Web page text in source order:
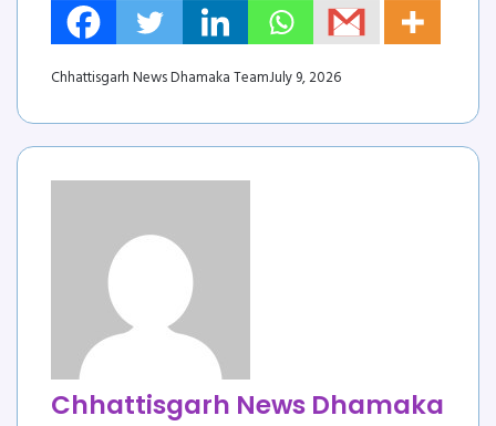
Chhattisgarh News Dhamaka TeamJuly 9, 2026
Chhattisgarh News Dhamaka